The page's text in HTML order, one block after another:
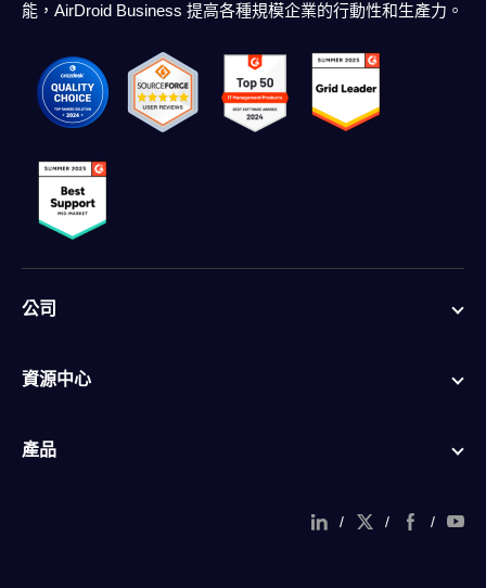
能，AirDroid Business 提高各種規模企業的行動性和生產力。
公司
資源中心
產品
/ / /